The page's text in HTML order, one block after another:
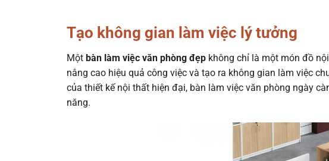
Tạo không gian làm việc lý tưởng
Một bàn làm việc văn phòng đẹp không chỉ là một món đồ
nâng cao hiệu quả công việc và tạo ra không gian làm việc
của thiết kế nội thất hiện đại, bàn làm việc văn phòng ngày
năng.